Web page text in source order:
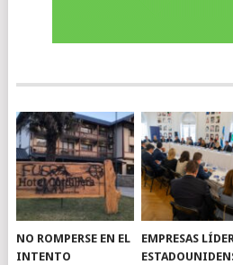
NO ROMPERSE EN EL
INTENTO
EMPRESAS